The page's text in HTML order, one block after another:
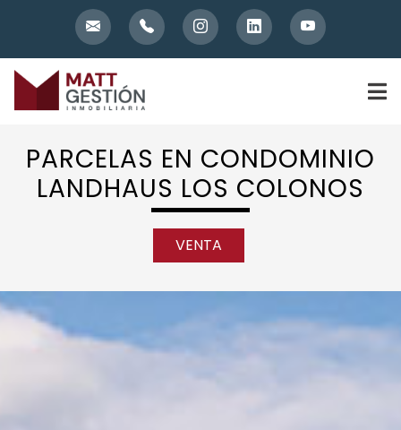
Skip
content
PARCELAS EN CONDOMINIO
LANDHAUS LOS COLONOS
VENTA